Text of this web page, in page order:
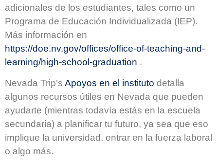
adicionales de los estudiantes, tales como un
Programa de Educación Individualizada (IEP).
Más información en
https://doe.nv.gov/offices/office-of-teaching-and-
learning/high-school-graduation .
Nevada Trip’s Apoyos en el instituto detalla
algunos recursos útiles en Nevada que pueden
ayudarte (mientras todavía estás en la escuela
secundaria) a planificar tu futuro, ya sea que eso
implique la universidad, entrar en la fuerza laboral
o algo más.